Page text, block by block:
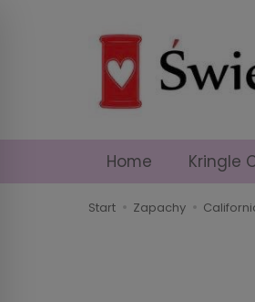
Home Kringle
Start Zapachy